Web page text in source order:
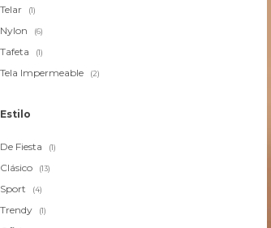
Telar (1)
Nylon (6)
Tafeta (1)
Tela Impermeable (2)
Estilo
De Fiesta (1)
Clásico (13)
Sport (4)
Trendy (1)